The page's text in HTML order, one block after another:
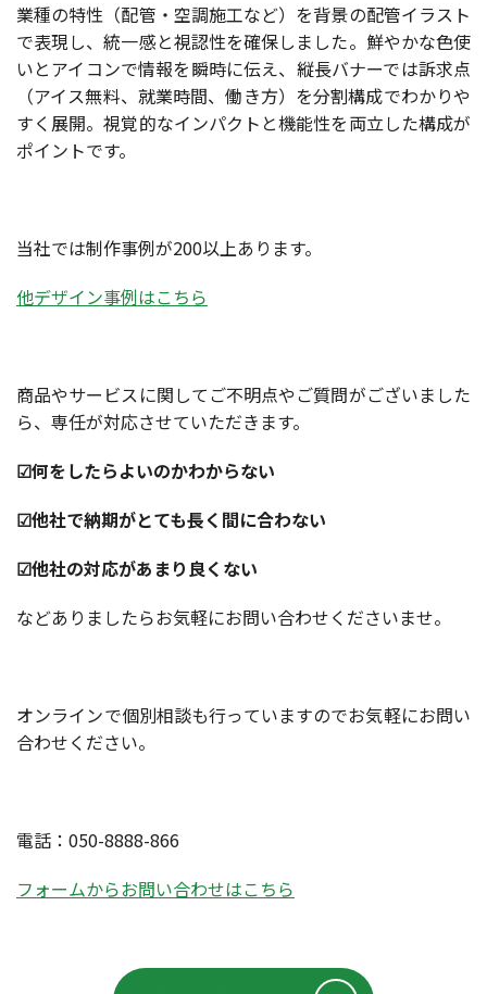
業種の特性（配管・空調施工など）を背景の配管イラスト
で表現し、統一感と視認性を確保しました。鮮やかな色使
いとアイコンで情報を瞬時に伝え、縦長バナーでは訴求点
（アイス無料、就業時間、働き方）を分割構成でわかりや
すく展開。視覚的なインパクトと機能性を両立した構成が
ポイントです。
当社では制作事例が200以上あります。
他デザイン事例はこちら
商品やサービスに関してご不明点やご質問がございました
ら、専任が対応させていただきます。
☑何をしたらよいのかわからない
☑他社で納期がとても長く間に合わない
☑他社の対応があまり良くない
などありましたらお気軽にお問い合わせくださいませ。
オンラインで個別相談も行っていますのでお気軽にお問い
合わせください。
電話：050-8888-866
フォームからお問い合わせはこちら